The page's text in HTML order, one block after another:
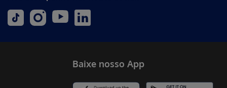
Baixe nosso App